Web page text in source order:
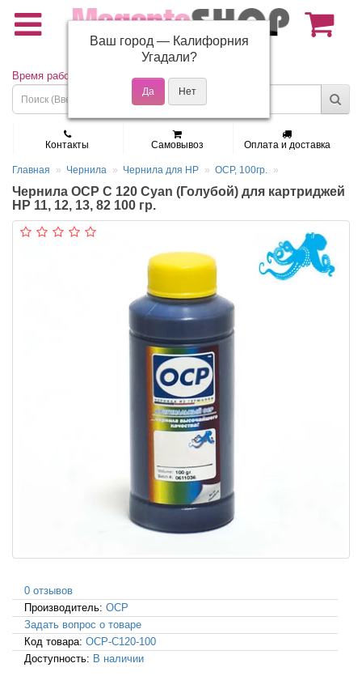
(495) 150-01-37
Время работы: Пн - Пт 9:30 - 19:00
Контакты Самовывоз Оплата и доставка
Главная Чернила Чернила для HP OCP, 100гр.
Чернила OCP C 120 Cyan (Голубой) для картриджей
HP 11, 12, 13, 82 100 гр.
0 отзывов
Производитель: OCP
Задать вопрос о товаре
Код товара: OCP-C120-100
Доступность: В наличии
Ваш город — Калифорния
Угадали?